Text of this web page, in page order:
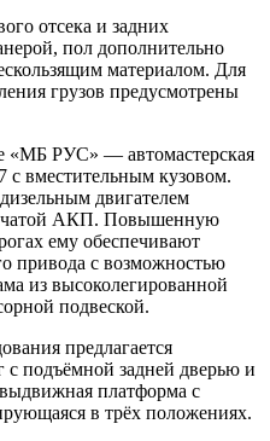
отсека и задних
пол дополнительно
материалом. Для
грузов предусмотрены
«МБ РУС» — автомастерская
с вместительным кузовом.
двигателем
АКП. Повышенную
ему обеспечивают
привода с возможностью
из высоколегированной
подвеской.
предлагается
с подъёмной задней дверью и
выдвижная платформа с
в трёх положениях.